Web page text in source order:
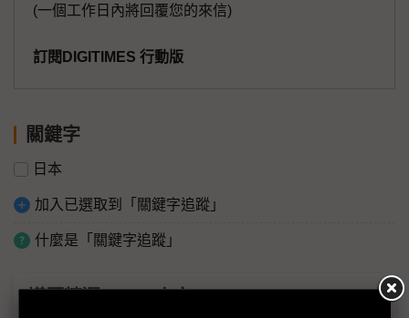
(一個工作日內將回覆您的來信)
訂閱DIGITIMES 行動版
關鍵字
日本
加入已選取到「關鍵字追蹤」
什麼是「關鍵字追蹤」